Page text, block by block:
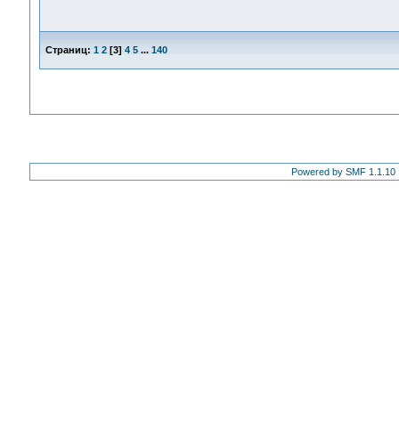
Страниц: 1 2[3] 4 5 ... 140
Powered by SMF 1.1.10